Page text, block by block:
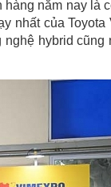
hàng năm nay là
nhất của Toyota
nghệ hybrid cũng